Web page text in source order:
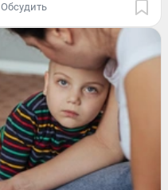
Обсудить